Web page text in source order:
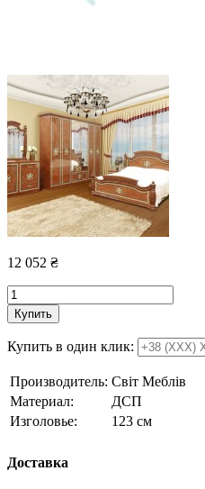
12 052 ₴
Купить
Купить в один клик:
Производитель: Свiт Меблiв
Материал:
ДСП
Изголовье:
123 см
Доставка